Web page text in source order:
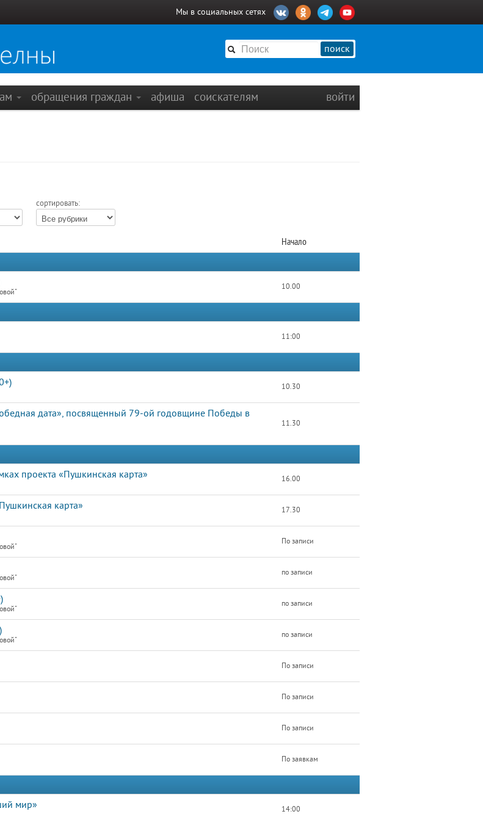
Мы в социальных сетях
поиск
обращения граждан афиша соискателям войти
сортировать:
Начало
10.00
11:00
10.30
дата», посвященный 79-ой годовщине Победы в
11.30
проекта «Пушкинская карта»
16.00
карта» 17.30
По записи
по записи
по записи
по записи
По записи
По записи
По записи
По заявкам
мир»
14:00